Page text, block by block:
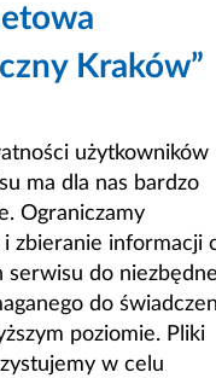
Kraków”
użytkowników
ma dla nas bardzo
Ograniczamy
zbieranie informacji
serwisu do
do
poziomie. Pliki
w celu